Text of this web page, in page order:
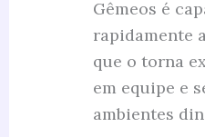
Gêmeos é
rapidamente
que o torna
em equipe e
ambientes